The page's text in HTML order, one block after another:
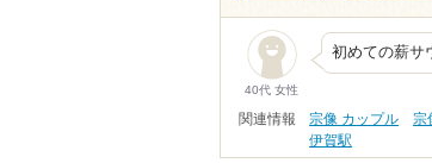
40代 女性
初めての薪サ
関連情報 宗像 カップル 宗
伊賀駅